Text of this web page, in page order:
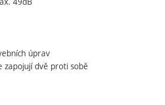
úprav
zapojují dvě proti sobě